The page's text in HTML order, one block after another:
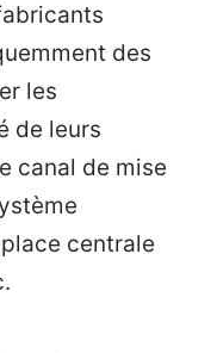
des
les
de leurs
canal de mise
centrale